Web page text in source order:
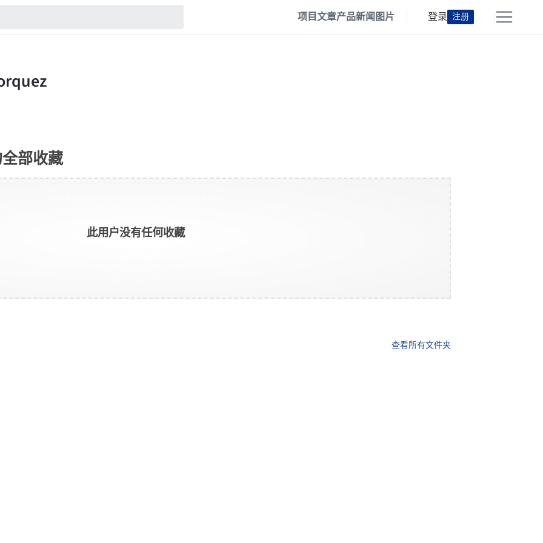
项目文章产品新闻 图片 登录 注册
部收藏
此用户没有任何收藏
查看所有文件夹